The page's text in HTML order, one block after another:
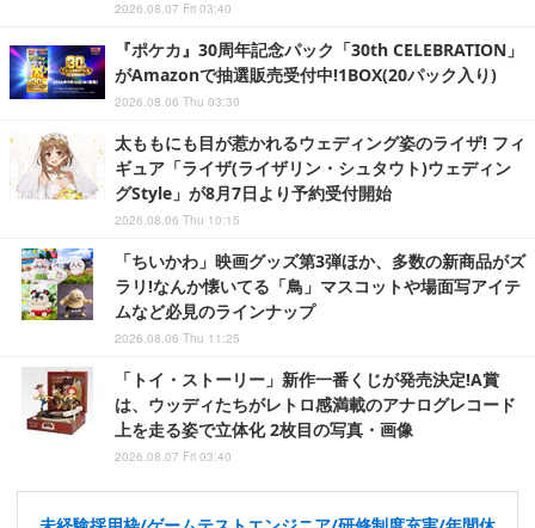
2026.08.07 Fri 03:40
『ポケカ』30周年記念パック「30th CELEBRATION」
がAmazonで抽選販売受付中!1BOX(20パック入り)
2026.08.06 Thu 03:30
太ももにも目が惹かれるウェディング姿のライザ! フィ
ギュア「ライザ(ライザリン・シュタウト)ウェディン
グStyle」が8月7日より予約受付開始
2026.08.06 Thu 10:15
「ちいかわ」映画グッズ第3弾ほか、多数の新商品がズ
ラリ!なんか懐いてる「鳥」マスコットや場面写アイテ
ムなど必見のラインナップ
2026.08.06 Thu 11:25
「トイ・ストーリー」新作一番くじが発売決定!A賞
は、ウッディたちがレトロ感満載のアナログレコード
上を走る姿で立体化 2枚目の写真・画像
2026.08.07 Fri 03:40